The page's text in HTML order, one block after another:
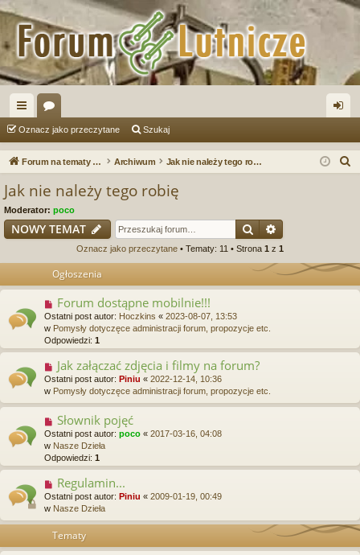
ię
ce
or
a og
Oznacz jako przeczytane Szukaj
Forum na tematy budowy instrumentów Archiwum Jak nie należy tego robię
Jak nie należy tego robię
Moderator: poco
NOWY TEMAT Szukaj
Oznacz jako przeczytane • Tematy: 11 • Strona 1 z 1
Ogłoszenia
Forum dostąpne mobilnie!!!
Ostatni post autor: Hoczkins « 2023-08-07, 13:53
w Pomysły dotyczęce administracji forum, propozycje etc.
Odpowiedzi: 1
Jak załączać zdjęcia i filmy na forum?
Ostatni post autor: Piniu « 2022-12-14, 10:36
w Pomysły dotyczęce administracji forum, propozycje etc.
Słownik pojęć
Ostatni post autor: poco « 2017-03-16, 04:08
w Nasze Dzieła
Odpowiedzi: 1
Regulamin...
Ostatni post autor: Piniu « 2009-01-19, 00:49
w Nasze Dzieła
Tematy